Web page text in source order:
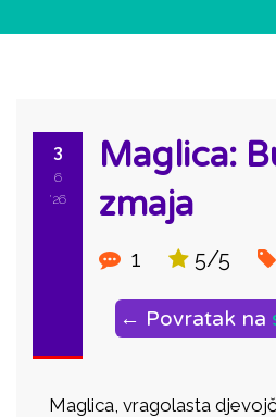
3
6
'26
Maglica:
zmaja
1 5/5
← Povratak na
Maglica, vragolasta